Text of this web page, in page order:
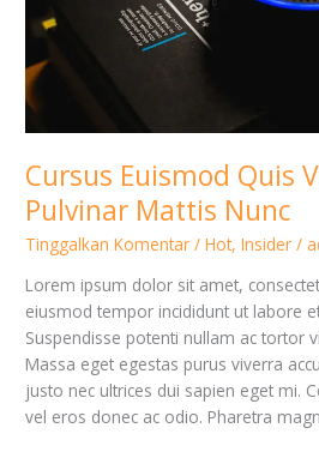
Cursus Euismod Quis
Pulvinar Mattis Nunc
Tinggalkan Komentar /Hot,Insider /
Lorem ipsum dolor sit amet,
eiusmod tempor incididunt ut labore
Suspendisse potenti nullam ac tortor
Massa eget egestas purus viverra
justo nec ultrices dui sapien eget mi.
vel eros donec ac odio. Pharetra